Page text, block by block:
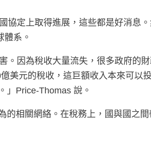
協定上取得進展，這些都是好消息
系。
。因為稅收大量流失，很多政府的
美元的稅收，這巨額收入本來可以
」Price-Thomas 說。
的相關網絡。在稅務上，國與國之